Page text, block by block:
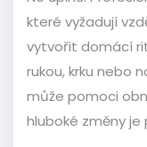
které vyžadují
vytvořit domácí
rukou, krku nebo
může pomoci
hluboké změny